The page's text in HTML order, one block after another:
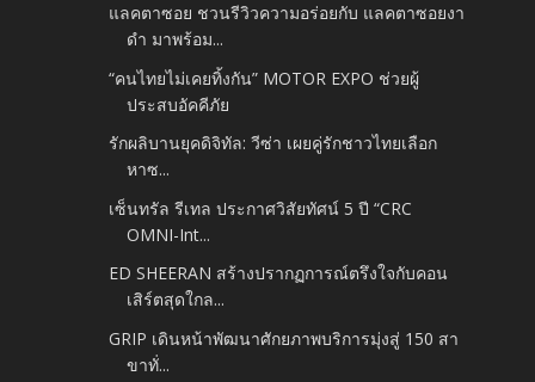
แลคตาซอย ชวนรีวิวความอร่อยกับ แลคตาซอยงา
ดำ มาพร้อม...
“คนไทยไม่เคยทิ้งกัน” MOTOR EXPO ช่วยผู้
ประสบอัคคีภัย
รักผลิบานยุคดิจิทัล: วีซ่า เผยคู่รักชาวไทยเลือก
หาซ...
เซ็นทรัล รีเทล ประกาศวิสัยทัศน์ 5 ปี “CRC
OMNI-Int...
ED SHEERAN สร้างปรากฏการณ์ตรึงใจกับคอน
เสิร์ตสุดใกล...
GRIP เดินหน้าพัฒนาศักยภาพบริการมุ่งสู่ 150 สา
ขาทั่...